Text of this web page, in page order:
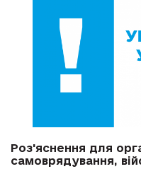
Роз'яснення для
самоврядування,